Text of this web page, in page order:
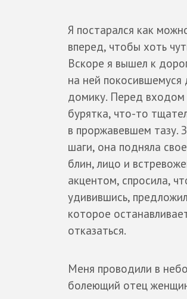
Я постарался как
вперед, чтобы хоть
Вскоре я вышел к
на ней покосившемуся
домику. Перед входом
бурятка, что-то
в проржавевшем тазу.
шаги, она подняла
блин, лицо и
акцентом, спросила,
удивившись,
которое
отказаться.
Меня проводили в
болеющий отец